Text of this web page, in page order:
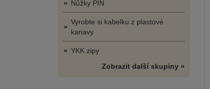
Nůžky PIN
Vyrobte si kabelku z plastové
kanavy
YKK zipy
Zobrazit další skupiny »